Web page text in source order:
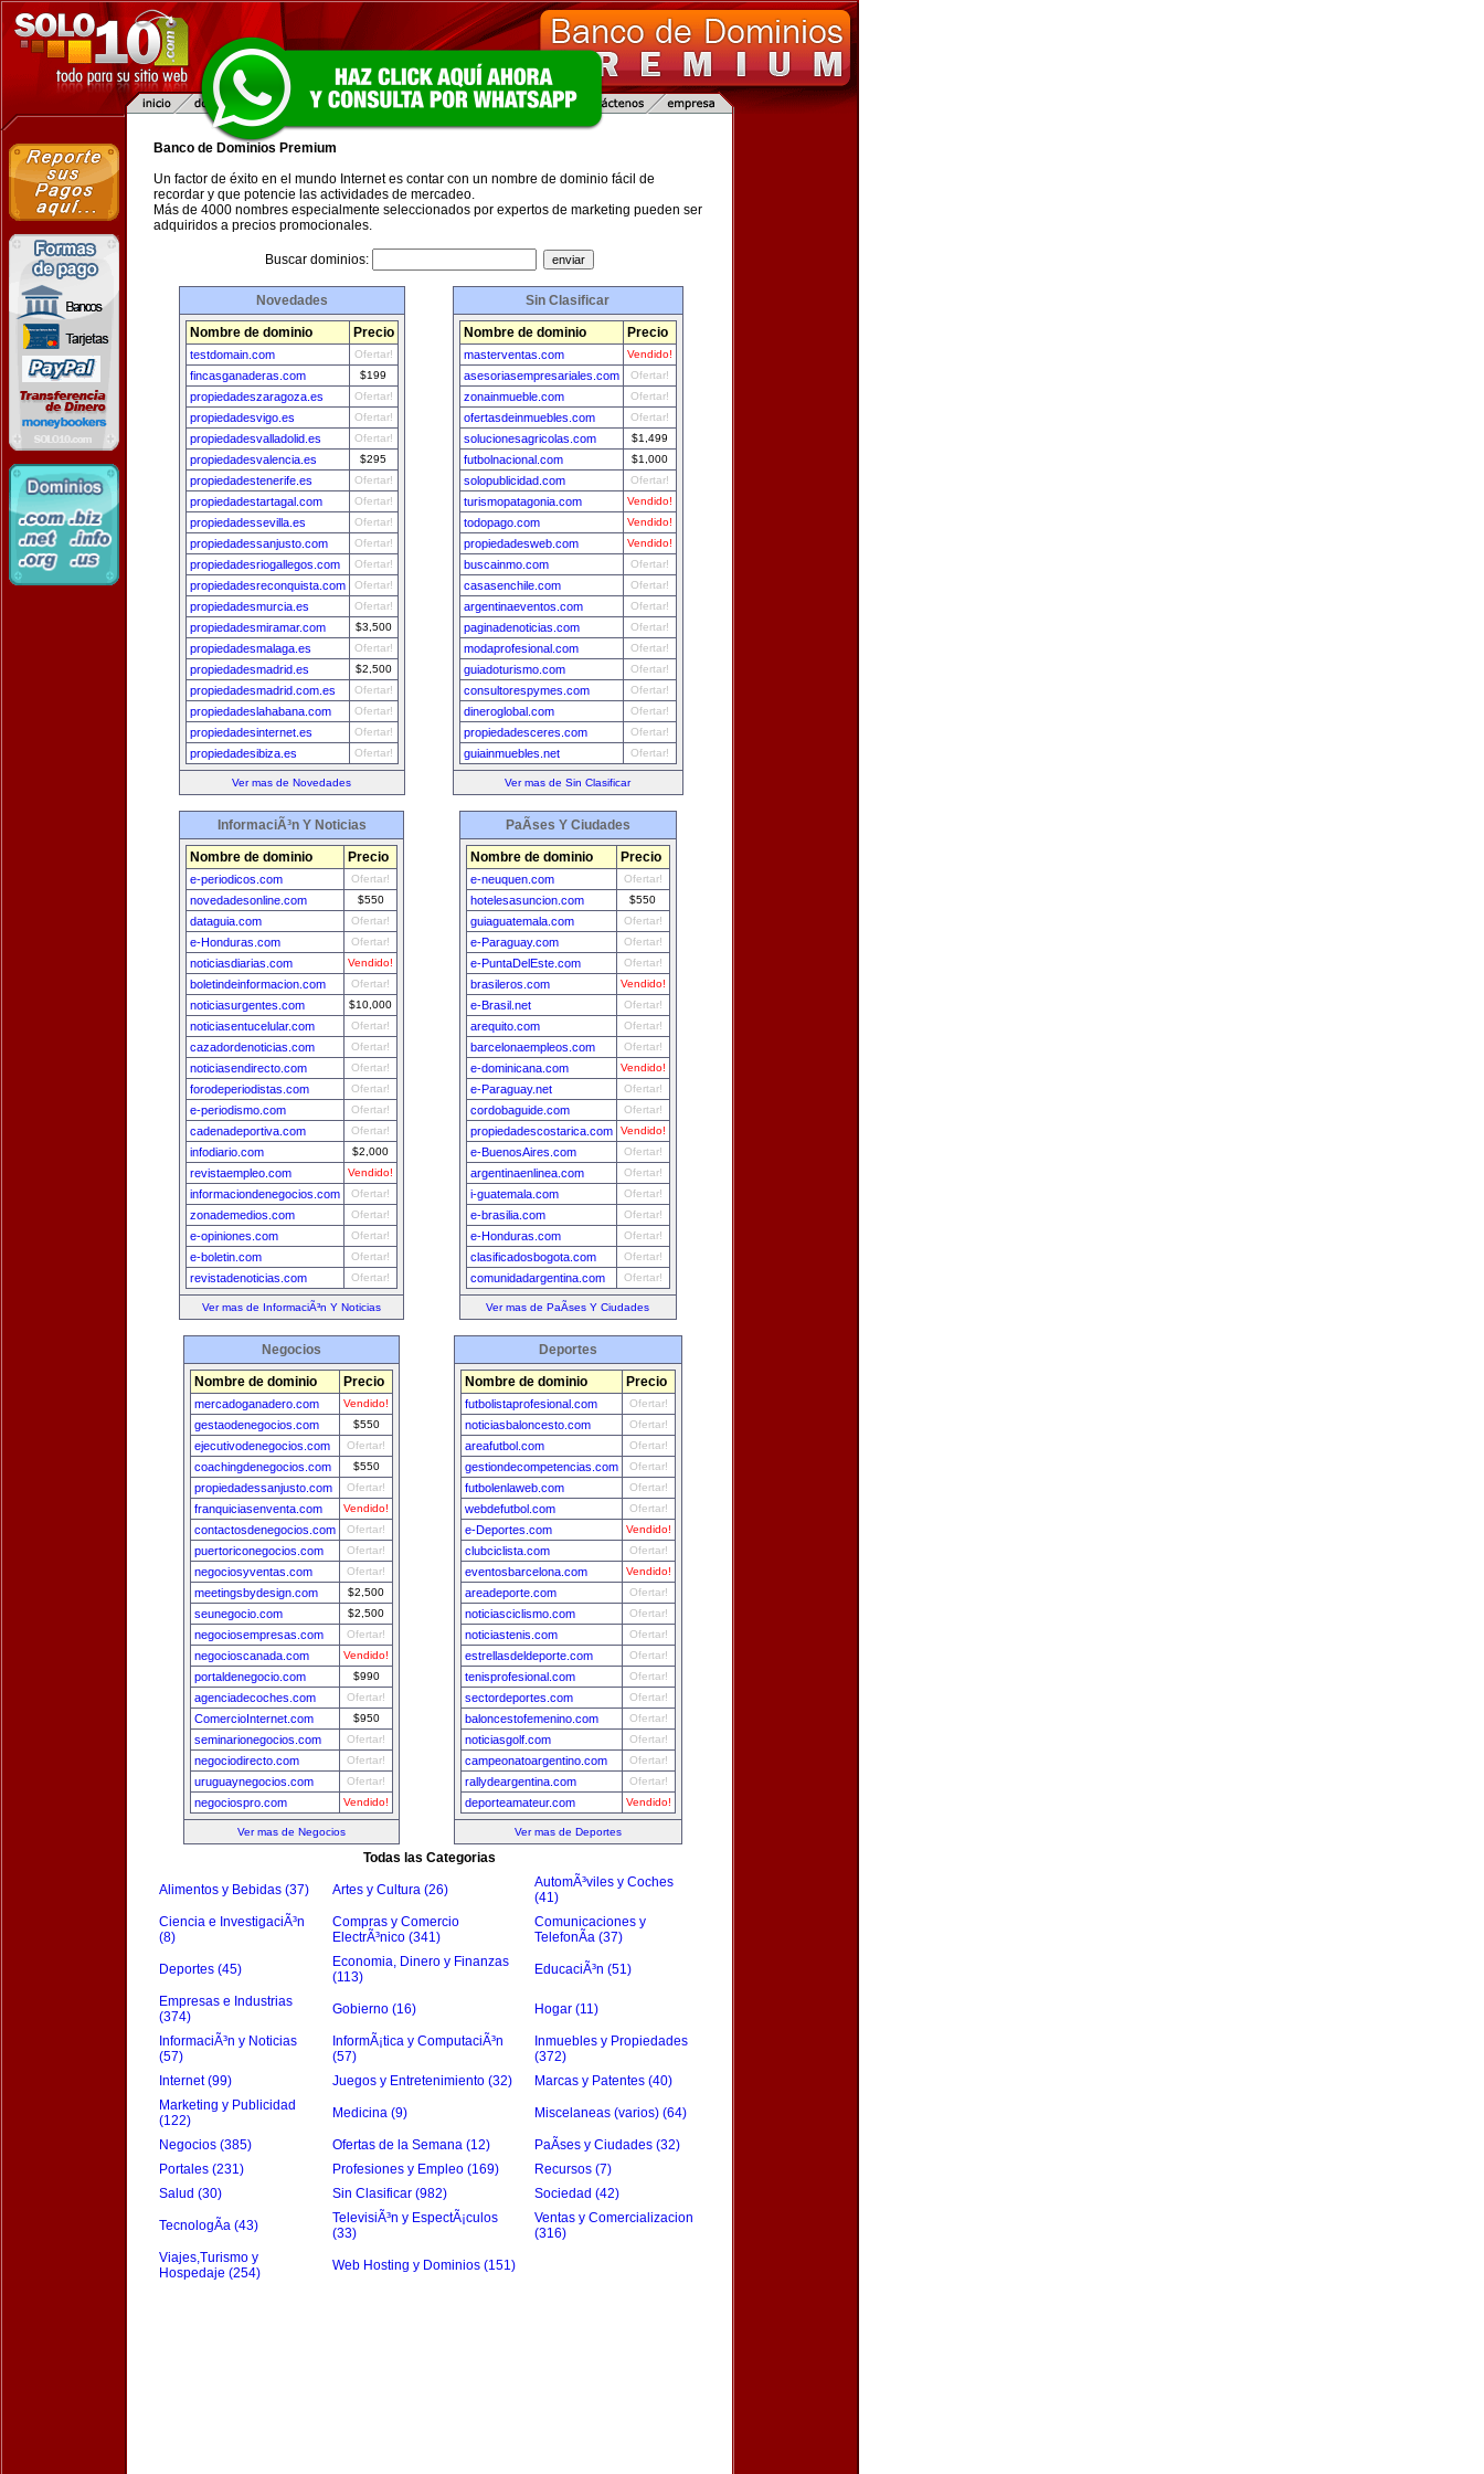
Banco de Dominios Premium
Un factor de éxito en el mundo Internet es contar con un nombre de dominio fácil de
recordar y que potencie las actividades de mercadeo.
Más de 4000 nombres especialmente seleccionados por expertos de marketing pueden ser
adquiridos a precios promocionales.
Buscar dominios:
Novedades
Nombre de dominio Precio
testdomain.com Ofertar!
fincasganaderas.com $199
propiedadeszaragoza.es Ofertar!
propiedadesvigo.es Ofertar!
propiedadesvalladolid.es Ofertar!
propiedadesvalencia.es $295
propiedadestenerife.es Ofertar!
propiedadestartagal.com Ofertar!
propiedadessevilla.es Ofertar!
propiedadessanjusto.com Ofertar!
propiedadesriogallegos.com Ofertar!
propiedadesreconquista.com Ofertar!
propiedadesmurcia.es Ofertar!
propiedadesmiramar.com $3,500
propiedadesmalaga.es Ofertar!
propiedadesmadrid.es $2,500
propiedadesmadrid.com.es Ofertar!
propiedadeslahabana.com Ofertar!
propiedadesinternet.es Ofertar!
propiedadesibiza.es Ofertar!
Ver mas de Novedades
Sin Clasificar
Nombre de dominio Precio
masterventas.com Vendido!
asesoriasempresariales.com Ofertar!
zonainmueble.com Ofertar!
ofertasdeinmuebles.com Ofertar!
solucionesagricolas.com $1,499
futbolnacional.com $1,000
solopublicidad.com Ofertar!
turismopatagonia.com Vendido!
todopago.com Vendido!
propiedadesweb.com Vendido!
buscainmo.com Ofertar!
casasenchile.com Ofertar!
argentinaeventos.com Ofertar!
paginadenoticias.com Ofertar!
modaprofesional.com Ofertar!
guiadoturismo.com Ofertar!
consultorespymes.com Ofertar!
dineroglobal.com Ofertar!
propiedadesceres.com Ofertar!
guiainmuebles.net Ofertar!
Ver mas de Sin Clasificar
InformaciÃ³n Y Noticias
Nombre de dominio Precio
e-periodicos.com Ofertar!
novedadesonline.com $550
dataguia.com Ofertar!
e-Honduras.com Ofertar!
noticiasdiarias.com Vendido!
boletindeinformacion.com Ofertar!
noticiasurgentes.com $10,000
noticiasentucelular.com Ofertar!
cazadordenoticias.com Ofertar!
noticiasendirecto.com Ofertar!
forodeperiodistas.com Ofertar!
e-periodismo.com Ofertar!
cadenadeportiva.com Ofertar!
infodiario.com $2,000
revistaempleo.com Vendido!
informaciondenegocios.com Ofertar!
zonademedios.com Ofertar!
e-opiniones.com Ofertar!
e-boletin.com Ofertar!
revistadenoticias.com Ofertar!
Ver mas de InformaciÃ³n Y Noticias
PaÃ­ses Y Ciudades
Nombre de dominio Precio
e-neuquen.com Ofertar!
hotelesasuncion.com $550
guiaguatemala.com Ofertar!
e-Paraguay.com Ofertar!
e-PuntaDelEste.com Ofertar!
brasileros.com Vendido!
e-Brasil.net Ofertar!
arequito.com Ofertar!
barcelonaempleos.com Ofertar!
e-dominicana.com Vendido!
e-Paraguay.net Ofertar!
cordobaguide.com Ofertar!
propiedadescostarica.com Vendido!
e-BuenosAires.com Ofertar!
argentinaenlinea.com Ofertar!
i-guatemala.com Ofertar!
e-brasilia.com Ofertar!
e-Honduras.com Ofertar!
clasificadosbogota.com Ofertar!
comunidadargentina.com Ofertar!
Ver mas de PaÃ­ses Y Ciudades
Negocios
Nombre de dominio Precio
mercadoganadero.com Vendido!
gestaodenegocios.com $550
ejecutivodenegocios.com Ofertar!
coachingdenegocios.com $550
propiedadessanjusto.com Ofertar!
franquiciasenventa.com Vendido!
contactosdenegocios.com Ofertar!
puertoriconegocios.com Ofertar!
negociosyventas.com Ofertar!
meetingsbydesign.com $2,500
seunegocio.com $2,500
negociosempresas.com Ofertar!
negocioscanada.com Vendido!
portaldenegocio.com $990
agenciadecoches.com Ofertar!
ComercioInternet.com $950
seminarionegocios.com Ofertar!
negociodirecto.com Ofertar!
uruguaynegocios.com Ofertar!
negociospro.com Vendido!
Ver mas de Negocios
Deportes
Nombre de dominio Precio
futbolistaprofesional.com Ofertar!
noticiasbaloncesto.com Ofertar!
areafutbol.com Ofertar!
gestiondecompetencias.com Ofertar!
futbolenlaweb.com Ofertar!
webdefutbol.com Ofertar!
e-Deportes.com Vendido!
clubciclista.com Ofertar!
eventosbarcelona.com Vendido!
areadeporte.com Ofertar!
noticiasciclismo.com Ofertar!
noticiastenis.com Ofertar!
estrellasdeldeporte.com Ofertar!
tenisprofesional.com Ofertar!
sectordeportes.com Ofertar!
baloncestofemenino.com Ofertar!
noticiasgolf.com Ofertar!
campeonatoargentino.com Ofertar!
rallydeargentina.com Ofertar!
deporteamateur.com Vendido!
Ver mas de Deportes
Todas las Categorias
Alimentos y Bebidas (37) Artes y Cultura (26)
AutomÃ³viles y Coches
(41)
Ciencia e InvestigaciÃ³n
(8)
Compras y Comercio
ElectrÃ³nico (341)
Comunicaciones y
TelefonÃ­a (37)
Deportes (45)
Economia, Dinero y Finanzas
(113)
EducaciÃ³n (51)
Empresas e Industrias
(374)
Gobierno (16) Hogar (11)
InformaciÃ³n y Noticias
(57)
InformÃ¡tica y ComputaciÃ³n
(57)
Inmuebles y Propiedades
(372)
Internet (99)
Juegos y Entretenimiento (32)
Marcas y Patentes (40)
Marketing y Publicidad
(122)
Medicina (9) Miscelaneas (varios) (64)
Negocios (385) Ofertas de la Semana (12)
PaÃ­ses y Ciudades (32)
Portales (231)
Profesiones y Empleo (169)
Recursos (7)
Salud (30)
Sin Clasificar (982) Sociedad (42)
TecnologÃ­a (43)
TelevisiÃ³n y EspectÃ¡culos
(33)
Ventas y Comercializacion
(316)
Viajes,Turismo y
Hospedaje (254)
Web Hosting y Dominios (151)